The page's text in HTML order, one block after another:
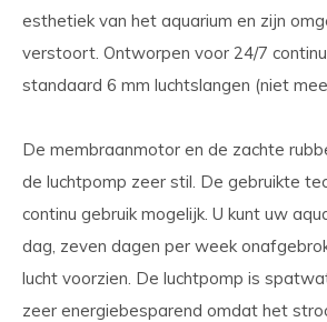
esthetiek van het aquarium en zijn
verstoort. Ontworpen voor 24/7
standaard 6 mm luchtslangen (niet
De membraanmotor en de zachte
de luchtpomp zeer stil. De gebruikte
continu gebruik mogelijk. U kunt uw
dag, zeven dagen per week
lucht voorzien. De luchtpomp is
zeer energiebesparend omdat het